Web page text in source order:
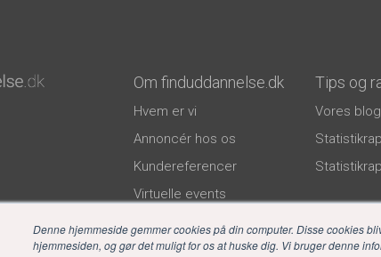
Denne hjemmeside gemmer cookies på din computer. Disse cookies
hjemmesiden, og gør det muligt for os at huske dig. Vi bruger denne
Om finduddannelse.dk
Hvem er vi
Annoncér hos os
Kundereferencer
Virtuelle events
Tips og
Vores blog